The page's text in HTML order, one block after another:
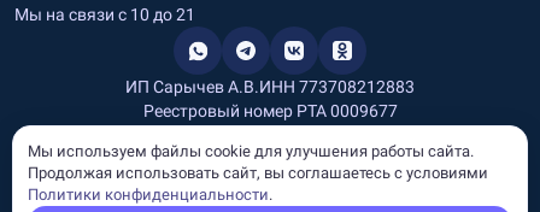
Мы на связи c 10 до 21
ИП Сарычев А.В.ИНН 773708212883
Реестровый номер РТА 0009677
Информация, размещённая на сайте, носит информационный
характер и не является рекламой и публичной офертой.
Мы используем файлы cookie для улучшения работы сайта.
Продолжая использовать сайт, вы соглашаетесь с условиями
Политики конфиденциальности.